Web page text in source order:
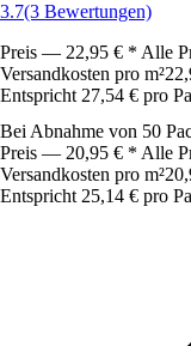
3.7(3 Bewertungen)
Preis — 22,95 € * Alle
Versandkosten pro m²
Entspricht 27,54 € pro
Bei Abnahme von 50
Preis — 20,95 € * Alle
Versandkosten pro m²
Entspricht 25,14 € pro